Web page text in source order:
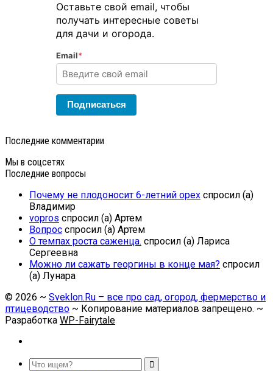
Оставьте свой email, чтобы
получать интересные советы
для дачи и огорода.
Email*
Подписаться
Последние комментарии
Мы в соцсетях
Последние вопросы
Почему не плодоносит 6-летний орех спросил (а)
Владимир
vopros спросил (а) Артем
Вопрос спросил (а) Артем
О темпах роста саженца. спросил (а) Лариса
Сергеевна
Можно ли сажать георгины в конце мая? спросил
(а) Лунара
© 2026 ~ Sveklon.Ru – все про сад, огород, фермерство и
птицеводство ~ Копирование материалов запрещено. ~
Разработка WP-Fairytale